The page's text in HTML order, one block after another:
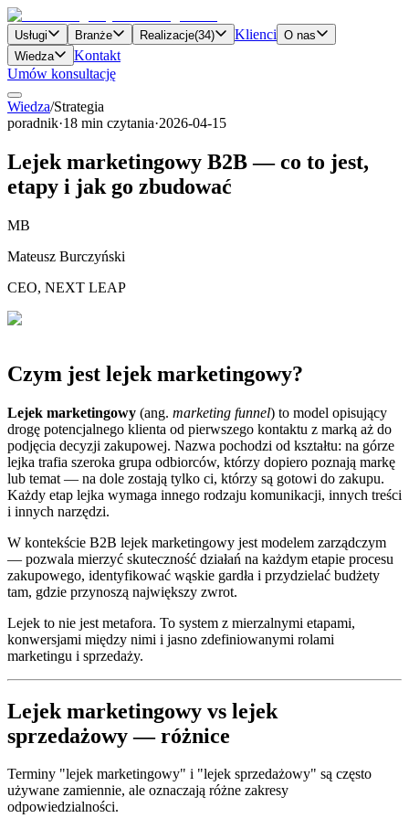
Usługi Branże Realizacje(34) Klienci O nas
Wiedza
Kontakt
Umów konsultację
Wiedza/Strategia
poradnik·18 min czytania·2026-04-15
Lejek marketingowy B2B — co to jest,
etapy i jak go zbudować
MB
Mateusz Burczyński
CEO, NEXT LEAP
Czym jest lejek marketingowy?
Lejek marketingowy (ang. marketing funnel) to model opisujący
drogę potencjalnego klienta od pierwszego kontaktu z marką aż do
podjęcia decyzji zakupowej. Nazwa pochodzi od kształtu: na górze
lejka trafia szeroka grupa odbiorców, którzy dopiero poznają markę
lub temat — na dole zostają tylko ci, którzy są gotowi do zakupu.
Każdy etap lejka wymaga innego rodzaju komunikacji, innych treści
i innych narzędzi.
W kontekście B2B lejek marketingowy jest modelem zarządczym
— pozwala mierzyć skuteczność działań na każdym etapie procesu
zakupowego, identyfikować wąskie gardła i przydzielać budżety
tam, gdzie przynoszą największy zwrot.
Lejek to nie jest metafora. To system z mierzalnymi etapami,
konwersjami między nimi i jasno zdefiniowanymi rolami
marketingu i sprzedaży.
Lejek marketingowy vs lejek
sprzedażowy — różnice
Terminy "lejek marketingowy" i "lejek sprzedażowy" są często
używane zamiennie, ale oznaczają różne zakresy
odpowiedzialności.